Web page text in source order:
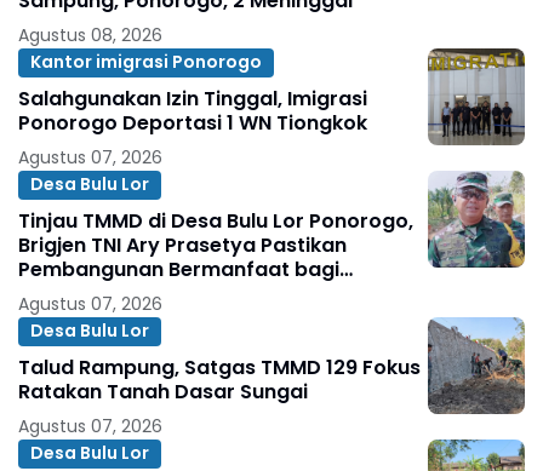
Agustus 08, 2026
Kantor imigrasi Ponorogo
Salahgunakan Izin Tinggal, Imigrasi
Ponorogo Deportasi 1 WN Tiongkok
Agustus 07, 2026
Desa Bulu Lor
Tinjau TMMD di Desa Bulu Lor Ponorogo,
Brigjen TNI Ary Prasetya Pastikan
Pembangunan Bermanfaat bagi
Masyarakat
Agustus 07, 2026
Desa Bulu Lor
Talud Rampung, Satgas TMMD 129 Fokus
Ratakan Tanah Dasar Sungai
Agustus 07, 2026
Desa Bulu Lor